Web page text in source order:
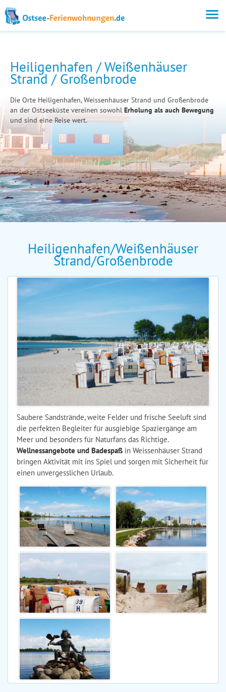
Heiligenhafen / Weißenhäuser
Strand / Großenbrode
Die Orte Heiligenhafen, Weissenhäuser Strand und Großenbrode
an der Ostseeküste vereinen sowohl Erholung als auch Bewegung
und sind eine Reise wert.
Heiligenhafen/Weißenhäuser
Strand/Großenbrode
Saubere Sandstrände, weite Felder und frische Seeluft sind
die perfekten Begleiter für ausgiebige Spaziergänge am
Meer und besonders für Naturfans das Richtige.
Wellnessangebote und Badespaß in Weissenhäuser Strand
bringen Aktivität mit ins Spiel und sorgen mit Sicherheit für
einen unvergesslichen Urlaub.